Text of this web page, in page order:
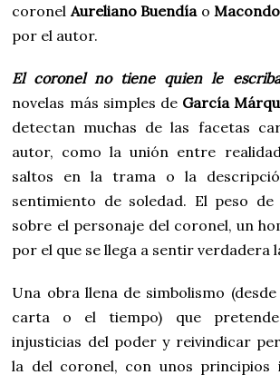
coronel Aureliano Buendíao Macondo
por el autor.
El coronel no tiene quien le escriba
novelas más simples de García
detectan muchas de las facetas
autor, como la unión entre
saltos en la trama o la
sentimiento de soledad. El peso
sobre el personaje del coronel, un
por el que se llega a sentir verdadera
Una obra llena de simbolismo
carta o el tiempo) que
injusticias del poder y reivindicar
la del coronel, con unos principios